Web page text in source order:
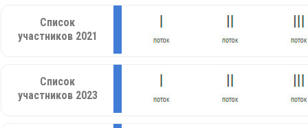
Список
участников 2021
Список
участников 2023